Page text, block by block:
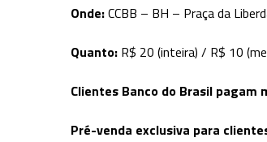
Onde:CCBB – BH – Praça da
Quanto: R$ 20 (inteira) / R$ 10
Clientes Banco do Brasil pagam
Pré-venda exclusiva para